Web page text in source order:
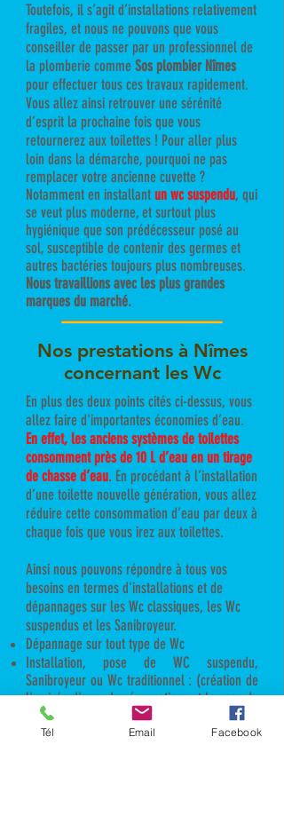
Toutefois, il s’agit d’installations relativement
fragiles, et nous ne pouvons que vous
conseiller de passer par un professionnel de
la plomberie comme Sos plombier Nîmes
pour effectuer tous ces travaux rapidement.
Vous allez ainsi retrouver une sérénité
d’esprit la prochaine fois que vous
retournerez aux toilettes ! Pour aller plus
loin dans la démarche, pourquoi ne pas
remplacer votre ancienne cuvette ?
Notamment en installant un wc suspendu, qui
se veut plus moderne, et surtout plus
hygiénique que son prédécesseur posé au
sol, susceptible de contenir des germes et
autres bactéries toujours plus nombreuses.
Nous travaillions avec les plus grandes
marques du marché.
Nos prestations à Nîmes
concernant les Wc
En plus des deux points cités ci-dessus, vous
allez faire d'importantes économies d’eau.
En effet, les anciens systèmes de toilettes
consomment près de 10 L d’eau en un tirage
de chasse d’eau. En procédant à l’installation
d’une toilette nouvelle génération, vous allez
réduire cette consommation d’eau par deux à
chaque fois que vous irez aux toilettes.
Ainsi nous pouvons répondre à tous vos
besoins en termes d'installations et de
dépannages sur les Wc classiques, les Wc
suspendus et les Sanibroyeur.
Dépannage sur tout type de Wc
Installation, pose de WC suspendu,
Sanibroyeur ou Wc traditionnel : (création de
l'arrivée d'eau, des évacuations et la pose du
WC)
Remplacement de chasse d'eau
Tél Email Facebook